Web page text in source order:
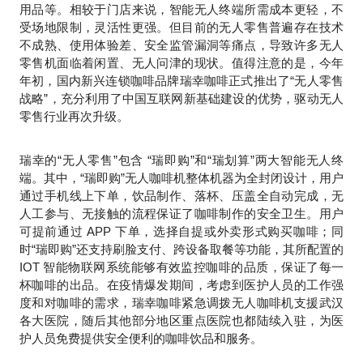
用品等。相较于门店来说，智能无人终端所需成本更轻，不
受场地限制，灵活性更强。但目前的无人零售普遍存在技术
不成熟、使用体验差、安全监管漏洞等痛点，导致许多无人
零售机面临着闲置、无人问津的现状。值得注意的是，今年
年初，国内新兴连锁咖啡品牌瑞幸咖啡正式推出了“无人零售
战略”，充分利用了中国互联网新基础建设的优势，驱动无人
零售行业再次升级。
瑞幸的“无人零售”包含 “瑞即购”和“瑞划算”两大智能无人终
端。其中，“瑞即购”无人咖啡机整体机器为全封闭设计，用户
通过手机线上下单，饮品制作、落杯、压盖全自动完成，无
人工参与、无接触的流程保证了咖啡制作的安全卫生。用户
可提前通过 APP 下单，选择自提或外卖形式购买咖啡；同
时“瑞即购”还支持刷脸支付、跨设备取餐等功能，其所配置的
IOT 智能物联网系统能够有效监控咖啡的品质，保证了每一
杯咖啡的出品。在疫情爆发期间，考虑到医护人员的工作强
度和对咖啡的需求，瑞幸咖啡紧急调拨无人咖啡机支援武汉
各大医院，随后其他部分地区重点医院也都陆续入驻，为医
护人员免费提供安全便利的咖啡饮品和服务。